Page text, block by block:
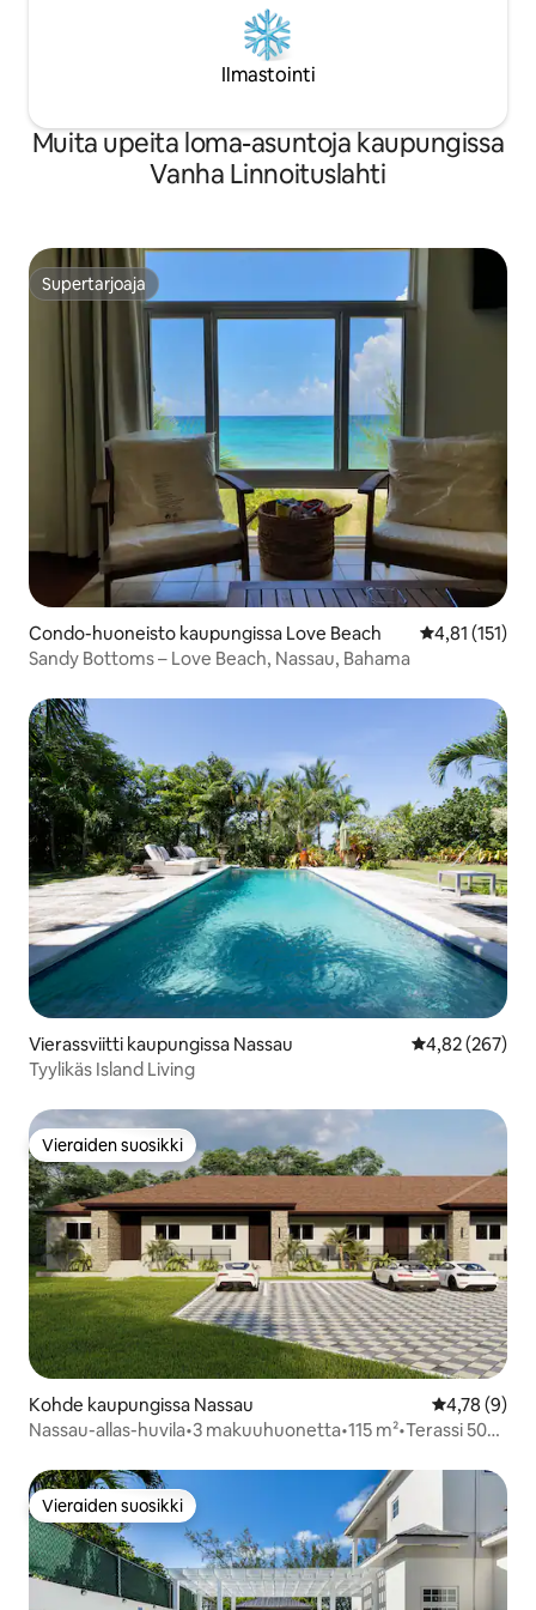
Ilmastointi
Muita upeita loma-asuntoja kaupungissa
Vanha Linnoituslahti
Supertarjoaja
Supertarjoaja
Condo-huoneisto kaupungissa Love Beach
4,81 (151)
Sandy Bottoms – Love Beach, Nassau, Bahama
Vierassviitti kaupungissa Nassau
4,82 (267)
Tyylikäs Island Living
Vieraiden suosikki
Vieraiden suosikki
Kohde kaupungissa Nassau
4,78 (9)
Nassau-allas-huvila•3 makuuhuonetta•115 m²•Terassi 50
Vieraiden suosikki
Vieraiden suosikki